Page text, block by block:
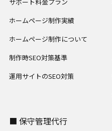
ホームページ制作実績
ホームページ制作について
制作時SEO対策基準
運用サイトのSEO対策
■ 保守管理代行